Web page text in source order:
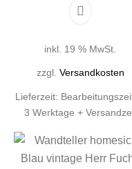
inkl. 19 % MwSt.
zzgl. Versandkosten
Lieferzeit:
3 Werktage +